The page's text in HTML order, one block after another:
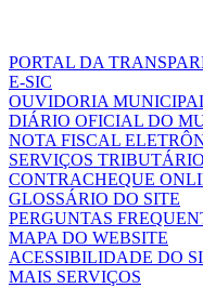
PORTAL DA
E-SIC
OUVIDORIA
DIÁRIO OFICIAL DO
NOTA FISCAL
SERVIÇOS
CONTRACHEQUE
GLOSSÁRIO DO SITE
PERGUNTAS
MAPA DO WEBSITE
ACESSIBILIDADE DO
MAIS SERVIÇOS